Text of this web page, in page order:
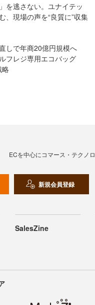
を逃さない。ユナイテッ
、現場の声を“良質に”収集
しで年商20億円規模へ
フレジ専用エコバッグ
略
ECを中心にコマース・テクノ
新規会員登録
SalesZine